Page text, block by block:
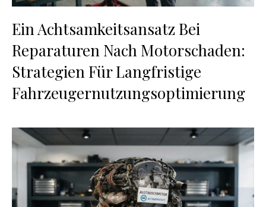
Ein Achtsamkeitsansatz Bei
Reparaturen Nach Motorschaden:
Strategien Für Langfristige
Fahrzeugernutzungsoptimierung